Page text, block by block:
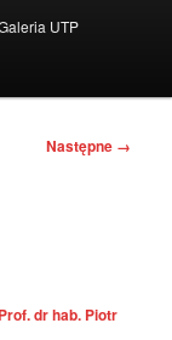
UTP
Następne →
Prof. dr hab. Piotr